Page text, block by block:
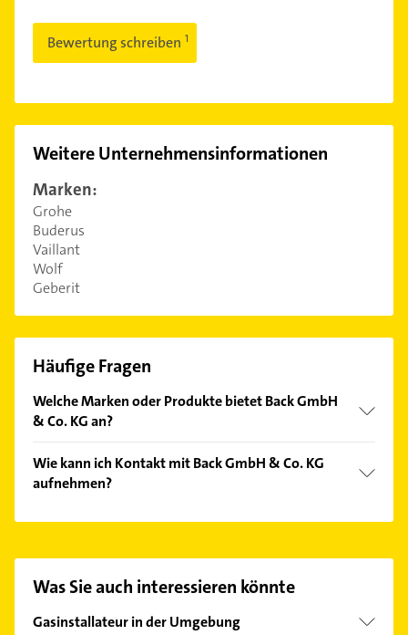
Bewertung schreiben
Weitere Unternehmensinformationen
Marken:
Grohe
Buderus
Vaillant
Wolf
Geberit
Häufige Fragen
Welche Marken oder Produkte bietet Back GmbH
& Co. KG an?
Buderus, Vaillant, Wolf und Geberit.
Wie kann ich Kontakt mit Back GmbH & Co. KG
aufnehmen?
finden Sie alleKontaktdaten.
Was Sie auch interessieren könnte
Gasinstallateur in der Umgebung